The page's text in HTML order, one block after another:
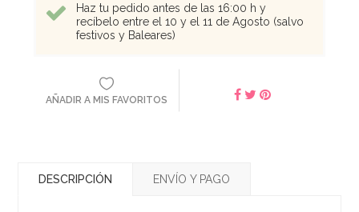
Haz tu pedido antes de las 16:00 h y
recíbelo entre el 10 y el 11 de Agosto (salvo
festivos y Baleares)
AÑADIR A MIS FAVORITOS
DESCRIPCIÓN ENVÍO Y PAGO